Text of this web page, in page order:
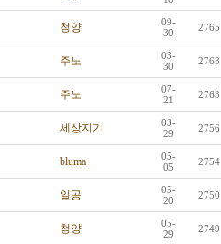
청양
09-
30
2765
주노
03-
30
2763
주노
07-
21
2763
세상지기
03-
29
2756
bluma
05-
05
2754
일공
05-
20
2750
청양
05-
29
2749